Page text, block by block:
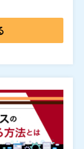
いつ情報漏えい
に従業員数の多
ト管理が十分で
つきがあると、
は、人力での管理
。品質、ガバナン
ードや効率を上げ
で本セミナーで
をオールインワ
ム「GitLab」に
方法を解説しま
イズ企業様でシス
さい。
） マジセミ株式